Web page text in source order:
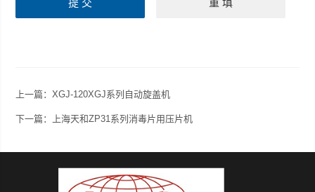
上一篇：XGJ-120XGJ系列自动旋盖机
下一篇： 上海天和ZP31系列消毒片用压片机